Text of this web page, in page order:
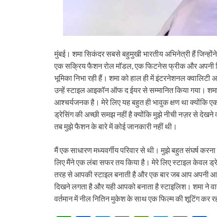
मुंबई। शमा सिकंदर सबसे बहुमुखी भारतीय अभिनेत्री हैं
एक सक्रिय फैशन रोल मॉडल, एक फिटनेस फ्रीक और अपनी
भूमिका निभा रही हैं। शमा को हाल ही में इंटरनेशनल क्वालिटी
उन्हें स्टाइल आइकॉन ऑफ द ईयर से सम्मानित किया गया।
आश्चर्यजनक है। मेरे लिए यह बहुत ही भावुक क्षण था क्योंकि
ड्रेसिंग की अच्छी समझ नहीं है क्योंकि मुझे नीची नज़र से
तब मुझे फैशन के बारे में कोई जानकारी नहीं थी।
मैं एक साधारण मध्यवर्गीय परिवार से थी। मुझे बहुत संघर्ष
लिए मैंने एक लंबा सफर तय किया है। मेरे लिए स्टाइल केवल
तरह से आपकी स्टाइल बनाती है और एक बार जब आप अपनी
दिखने लगता है और यही आपको बनाता है स्टाइलिश। शमा ने
वर्तमान में नील नितिन मुकेश के साथ एक फिल्म की शूटिंग कर